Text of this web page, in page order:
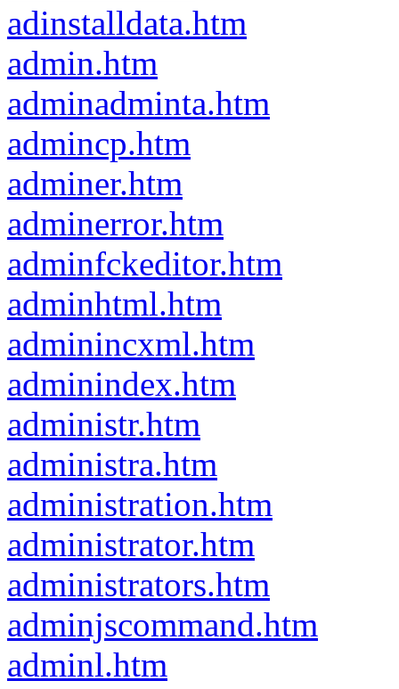
adinstalldata.htm
admin.htm
adminadminta.htm
admincp.htm
adminer.htm
adminerror.htm
adminfckeditor.htm
adminhtml.htm
adminincxml.htm
adminindex.htm
administr.htm
administra.htm
administration.htm
administrator.htm
administrators.htm
adminjscommand.htm
adminl.htm